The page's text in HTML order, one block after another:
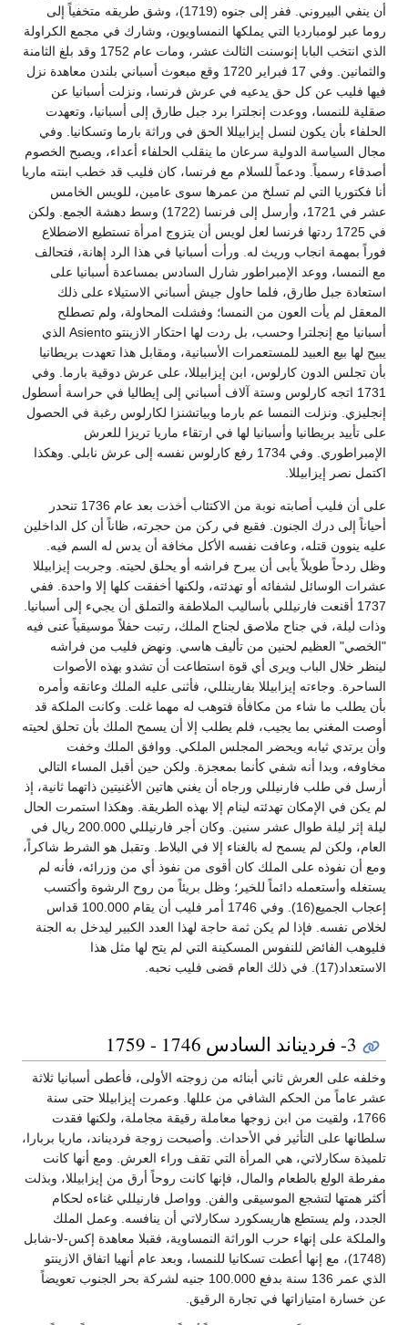
أن ينفي البيروني. ففر إلى جنوه (1719)، وشق طريقه متخفياً إلى
روما عبر لومبارديا التي يملكها النمساويون، وشارك في مجمع الكراولة
الذي انتخب البابا إنوسنت الثالث عشر، ومات عام 1752 وقد بلغ الثامنة
والثمانين. وفي 17 فبراير 1720 وقع مبعوث أسباني بلندن معاهدة نزل
فيها فليب عن كل حق يدعيه في عرش فرنسا، ونزلت أسبانيا عن
صقلية للنمسا، ووعدت إنجلترا برد جبل طارق إلى أسبانيا، وتعهدت
الحلفاء بأن يكون لنسل إيزابيللا الحق في وراثة بارما وتسكانيا. وفي
مجال السياسة الدولية سرعان ما ينقلب الحلفاء أعداء، ويصبح الخصوم
أصدقاء رسمياً. ودعماً للسلام مع فرنسا، كان فليب قد خطب ابنته ماريا
أنا فكتوريا التي لم تسلخ من عمرها سوى عامين، للويس الخامس
عشر في 1721، وأرسل إلى فرنسا (1722) وسط دهشة الجمع. ولكن
في 1725 ردتها فرنسا لعل لويس أن يتزوج امرأة تستطيع الاضطلاع
فوراً بمهمة انجاب وريث له. ورأت أسبانيا في هذا الرد إهانة، فتحالف
مع النمسا، ووعد الإمبراطور شارل السادس بمساعدة أسبانيا على
استعادة جبل طارق، فلما حاول جيش أسباني الاستيلاء على ذلك
المعقل لم يأت العون من النمسا؛ وفشلت المحاولة، ولم تصطلح
أسبانيا مع إنجلترا وحسب، بل ردت لها احتكار الازينتو Asiento الذي
يبيح لها بيع العبيد للمستعمرات الأسبانية، ومقابل هذا تعهدت بريطانيا
بأن تجلس الدون كارلوس، ابن إيزابيللا، على عرش دوقية بارما. وفي
1731 اتجه كارلوس وستة آلاف أسباني إلى إيطاليا في حراسة أسطول
إنجليزي. ونزلت النمسا عم بارما وبياتشنزا لكارلوس رغبة في الحصول
على تأييد بريطانيا وأسبانيا لها في ارتقاء ماريا تريزا للعرش
الإمبراطوري. وفي 1734 رفع كارلوس نفسه إلى عرش نابلي. وهكذا
اكتمل نصر إيزابيللا.
على أن فليب أصابته نوبة من الاكتئاب أخذت بعد عام 1736 تنحدر
أحياناً إلى درك الجنون. فقبع في ركن من حجرته، ظاناً أن كل الداخلين
عليه ينوون قتله، وعافت نفسه الأكل مخافة أن يدس له السم فيه.
وظل ردحاً طويلاً يأبى أن يبرح فراشه أو يحلق لحيته. وجربت إيزابيللا
عشرات الوسائل لشفائه أو تهدئته، ولكنها أخفقت كلها إلا واحدة. ففي
1737 أقنعت فارنيللي بأساليب الملاطفة والتملق أن يجيء إلى أسبانيا.
وذات ليلة، في جناح ملاصق لجناح الملك، رتبت حفلاً موسيقياً عنى فيه
"الخصي" العظيم لحنين من تأليف هاسي. ونهض فليب من فراشه
لينظر خلال الباب ويرى أي قوة استطاعت أن تشدو بهذه الأصوات
الساحرة. وجاءته إيزابيللا بفارينللي، فأثنى عليه الملك وعانقه وأمره
بأن يطلب ما شاء من مكافأة فتوهب له مهما غلت. وكانت الملكة قد
أوصت المغني بما يجيب، فلم يطلب إلا أن يسمح الملك بأن تحلق لحيته
وأن يرتدي ثيابه ويحضر المجلس الملكي. ووافق الملك وخفت
مخاوفه، وبدا أنه شفي كأنما بمعجزة. ولكن حين أقبل المساء التالي
أرسل في طلب فارنيللي ورجاه أن يغني هاتين الأغنيتين ذاتهما ثانية، إذ
لم يكن في الإمكان تهدئته لينام إلا بهذه الطريقة. وهكذا استمرت الحال
ليلة إثر ليلة طوال عشر سنين. وكان أجر فارنيللي 200.000 ريال في
العام، ولكن لم يسمح له بالغناء إلا في البلاط. وتقبل هو الشرط شاكراً،
ومع أن نفوذه على الملك كان أقوى من نفوذ أي من وزرائه، فأنه لم
يستغله وأستعمله دائماً للخير؛ وظل بريئاً من روح الرشوة وأكتسب
إعجاب الجميع(16). وفي 1746 أمر فليب أن يقام 100.000 قداس
لخلاص نفسه. فإذا لم يكن ثمة حاجة لهذا العدد الكبير ليدخل به الجنة
فليوهب الفائض للنفوس المسكينة التي لم يتح لها مثل هذا
الاستعداد(17). في ذلك العام قضى فليب نحبه.
3- فرديناند السادس 1746 - 1759
وخلفه على العرش ثاني أبنائه من زوجته الأولى، فأعطى أسبانيا ثلاثة
عشر عاماً من الحكم الشافي من عللها. وعمرت إيزابيللا حتى سنة
1766، ولقيت من ابن زوجها معاملة رقيقة مجاملة، ولكنها فقدت
سلطانها على التأثير في الأحداث. وأصبحت زوجة فرديناند، ماريا بربارا،
تلميذة سكارلاتي، هي المرأة التي تقف وراء العرش. ومع أنها كانت
مفرطة الولع بالطعام والمال، فإنها كانت روحاً أرق من إيزابيللا، وبذلت
أكثر همتها لتشجع الموسيقى والفن. وواصل فارنيللي غناءه لحكام
الجدد، ولم يستطع هاريسكورد سكارلاتي أن ينافسه. وعمل الملك
والملكة على إنهاء حرب الوراثة النمساوية، فقبلا معاهدة إكس-لا-شابل
(1748)، مع إنها أعطت تسكانيا للنمسا، وبعد عام أنهيا اتفاق الازينتو
الذي عمر 136 سنة بدفع 100.000 جنيه لشركة بحر الجنوب تعويضاً
عن خسارة امتيازاتها في تجارة الرقيق.